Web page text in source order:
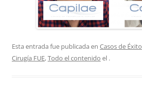
Esta entrada fue publicada en Casos de Éxito
Cirugía FUE,Todo el contenido el .